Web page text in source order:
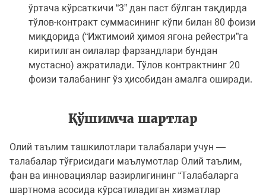
ўртача кўрсаткичи “3” дан паст бўлган тақдирда
тўлов-контракт суммасининг кўпи билан 80 фоизи
миқдорида (“Ижтимоий ҳимоя ягона рейестри”га
киритилган оилалар фарзандлари бундан
мустасно) ажратилади. Тўлов контрактнинг 20
фоизи талабанинг ўз ҳисобидан амалга оширади.
Қўшимча шартлар
Олий таълим ташкилотлари талабалари учун —
талабалар тўғрисидаги маълумотлар Олий таълим,
фан ва инновациялар вазирлигининг “Талабаларга
шартнома асосида кўрсатиладиган хизматлар